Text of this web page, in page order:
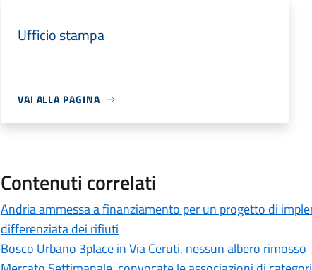
Ufficio stampa
VAI ALLA PAGINA
Contenuti correlati
Andria ammessa a finanziamento per un progetto di
differenziata dei rifiuti
Bosco Urbano 3place in Via Ceruti, nessun albero rimosso